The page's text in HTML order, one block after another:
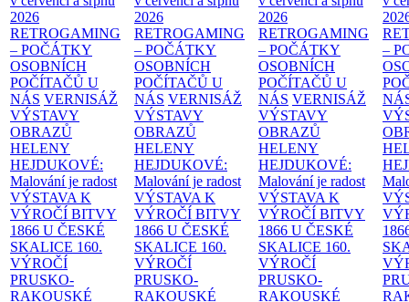
2026
RETROGAMING
– POČÁTKY
OSOBNÍCH
POČÍTAČŮ U
NÁS VERNISÁŽ
VÝSTAVY
OBRAZŮ
HELENY
HEJDUKOVÉ:
Malování je radost
VÝSTAVA K
VÝROČÍ BITVY
1866 U ČESKÉ
SKALICE 160.
VÝROČÍ
PRUSKO-
RAKOUSKÉ
2026
RETROGAMING
– POČÁTKY
OSOBNÍCH
POČÍTAČŮ U
NÁS VERNISÁŽ
VÝSTAVY
OBRAZŮ
HELENY
HEJDUKOVÉ:
Malování je radost
VÝSTAVA K
VÝROČÍ BITVY
1866 U ČESKÉ
SKALICE 160.
VÝROČÍ
PRUSKO-
RAKOUSKÉ
2026
RETROGAMING
– POČÁTKY
OSOBNÍCH
POČÍTAČŮ U
NÁS VERNISÁŽ
VÝSTAVY
OBRAZŮ
HELENY
HEJDUKOVÉ:
Malování je radost
VÝSTAVA K
VÝROČÍ BITVY
1866 U ČESKÉ
SKALICE 160.
VÝROČÍ
PRUSKO-
RAKOUSKÉ
–